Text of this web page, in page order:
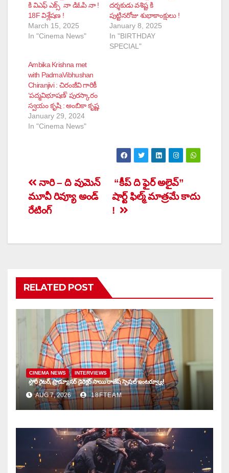
కి విఎఫ్ ఎక్స్ నా డిఓపి నా !
18F విశ్లేషణ !
March 15, 2025
In "Cinema News"
దర్శకుడు వశిష్ట కి
పుట్టినరోజు శుభాకాంక్షులు !
January 8, 2025
In "BIRTHDAY
SPECIAL"
Ambika Krishna met
with PadmaVibhushan
Chiranjivi : చిరంజీవి గారికీ
‘పద్మవిభూషణ్’ పురస్కారం
స్వయం కృషి : అంబికా కృష్ణ
January 29, 2024
In "Cinema News"
Post
navigation
“కీప్ ది ఫైర్ అలైవ్”
షార్ట్ ఫిల్మ్ మాత్రమే కాదు
!
నారి – ది వుమెన్
మూవీ రివ్యూ అండ్
రేటింగ్
RELATED POST
CINEMA NEWS INTERVIEWS
స్టోరీ రైటర్, ప్రొడ్యూసర్ డైరెక్టర్ సాయి రాజేష్ స్పెషల్ ఇంటర్వ్యూ!
AUG 7, 2026 18FTEAM